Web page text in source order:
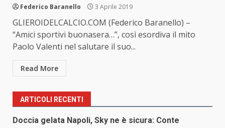
Federico Baranello 3 Aprile 2019
GLIEROIDELCALCIO.COM (Federico Baranello) –
“Amici sportivi buonasera…”, così esordiva il mito
Paolo Valenti nel salutare il suo...
Read More
ARTICOLI RECENTI
Doccia gelata Napoli, Sky ne è sicura: Conte